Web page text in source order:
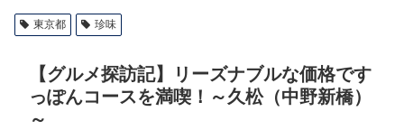
東京都 珍味
【グルメ探訪記】リーズナブルな価格です
っぽんコースを満喫！～久松（中野新橋）
～